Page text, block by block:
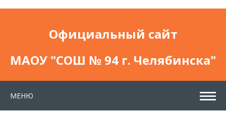
Официальный сайт
МАОУ "СОШ № 94 г. Челябинска"
МЕНЮ